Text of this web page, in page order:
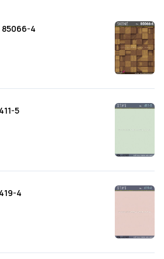
85066-4
5
4